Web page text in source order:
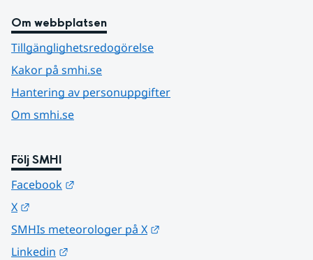
Om webbplatsen
Tillgänglighetsredogörelse
Kakor på smhi.se
Hantering av personuppgifter
Om smhi.se
Följ SMHI
Facebook
X
SMHIs meteorologer på X
Linkedin